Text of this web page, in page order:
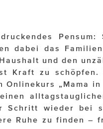
Pensum:
dabei das
und den
Kraft zu schöpfen.
„Mama in
wieder bei
Ruhe zu finden –